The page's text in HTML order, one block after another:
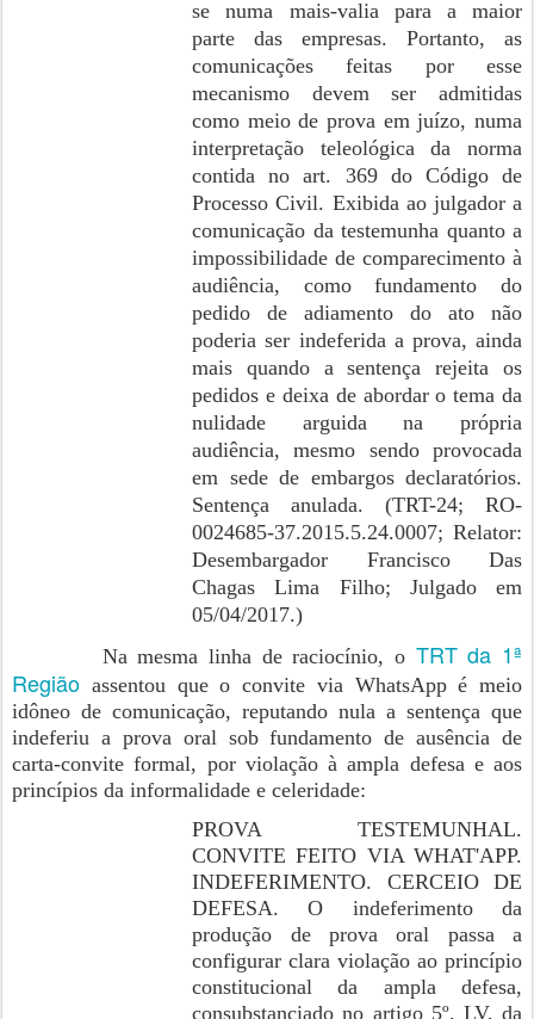
se numa mais-valia para a maior
parte das empresas. Portanto, as
comunicações feitas por esse
mecanismo devem ser admitidas
como meio de prova em juízo, numa
interpretação teleológica da norma
contida no art. 369 do Código de
Processo Civil. Exibida ao julgador a
comunicação da testemunha quanto a
impossibilidade de comparecimento à
audiência, como fundamento do
pedido de adiamento do ato não
poderia ser indeferida a prova, ainda
mais quando a sentença rejeita os
pedidos e deixa de abordar o tema da
nulidade arguida na própria
audiência, mesmo sendo provocada
em sede de embargos declaratórios.
Sentença anulada. (TRT-24; RO-
0024685-37.2015.5.24.0007; Relator:
Desembargador Francisco Das
Chagas Lima Filho; Julgado em
05/04/2017.)
Na mesma linha de raciocínio, o TRT da 1ª
Região assentou que o convite via WhatsApp é meio
idôneo de comunicação, reputando nula a sentença que
indeferiu a prova oral sob fundamento de ausência de
carta-convite formal, por violação à ampla defesa e aos
princípios da informalidade e celeridade:
PROVA TESTEMUNHAL.
CONVITE FEITO VIA WHAT'APP.
INDEFERIMENTO. CERCEIO DE
DEFESA. O indeferimento da
produção de prova oral passa a
configurar clara violação ao princípio
constitucional da ampla defesa,
consubstanciado no artigo 5º, LV, da